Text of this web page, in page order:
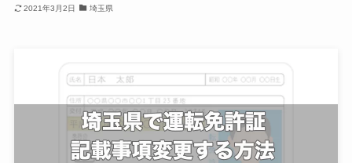
2021年3月2日 埼玉県